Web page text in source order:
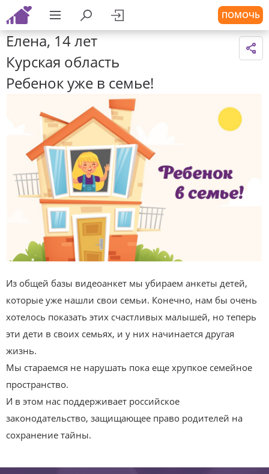
ПОМОЧЬ
Елена, 14 лет
Курская область
Ребенок уже в семье!
Из общей базы видеоанкет мы убираем анкеты детей,
которые уже нашли свои семьи. Конечно, нам бы очень
хотелось показать этих счастливых малышей, но теперь
эти дети в своих семьях, и у них начинается другая
жизнь.
Мы стараемся не нарушать пока еще хрупкое семейное
пространство.
И в этом нас поддерживает российское
законодательство, защищающее право родителей на
сохранение тайны.